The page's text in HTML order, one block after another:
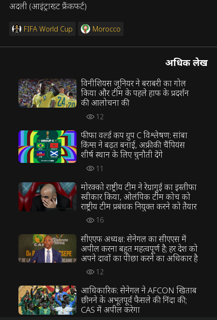
अदली (आइंट्राख्ट फ्रैंकफर्ट)
FIFA World Cup Morocco
अधिक लेख
विनीशियस जूनियर ने बराबरी का गोल
किया और टीम के पहले हाफ के प्रदर्शन
की आलोचना की
12
फीफा वर्ल्ड कप ग्रुप C विश्लेषण: सांबा
किंग्स ने बढ़त बनाई, अफ्रीकी चैंपियंस
शीर्ष स्थान के लिए चुनौती देंगे
11
मोरक्को राष्ट्रीय टीम ने रेग्रागुई का इस्तीफा
स्वीकार किया, ओलंपिक टीम कोच को
राष्ट्रीय टीम प्रबंधक नियुक्त करने को तैयार
16
सीएएफ अध्यक्ष: सेनेगल का सीएएस में
अपील करना बहुत महत्वपूर्ण है; हर देश को
अपने दावों का पीछा करने का अधिकार है
12
आधिकारिक: सेनेगल ने AFCON खिताब
छीनने के अभूतपूर्व फैसले की निंदा की;
CAS में अपील करेगा